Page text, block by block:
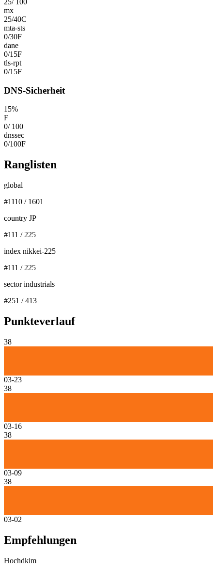
mx
25/40C
mta-sts
0/30F
dane
0/15F
tls-rpt
0/15F
DNS-Sicherheit
15%
F
0/ 100
dnssec
0/100F
Ranglisten
global
#1110 / 1601
country JP
#111 / 225
index nikkei-225
#111 / 225
sector industrials
#251 /413
Punkteverlauf
38
03-23
38
03-16
38
03-09
38
03-02
Empfehlungen
Hochdkim